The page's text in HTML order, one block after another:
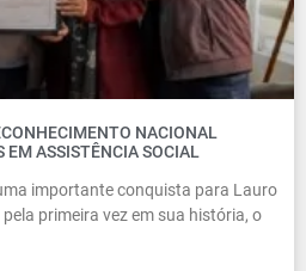
NACIONAL
EM ASSISTÊNCIA SOCIAL
importante conquista para Lauro
primeira vez em sua história, o